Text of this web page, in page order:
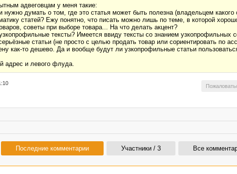
адвеговцам у меня такие:
нужно думать о том, где это статья может быть полезна (владельцем
статей? Ежу понятно, что писать можно лишь по теме, в которой
советы при выборе товара... На что делать акцент?
тексты? Имеется ввиду тексты со знанием узкопрофильных
статьи (не просто с целью продать товар или сориентировать по
как-то дешево. Да и вообще будут ли узкопрофильные статьи
адрес и левого флуда.
Последние комментарии Участники / 3 Все